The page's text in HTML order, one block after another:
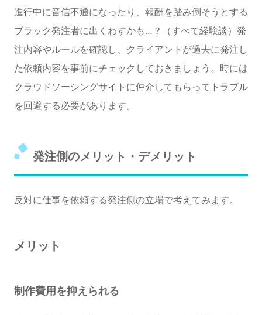
進行中に音信不通になったり、報酬を踏み倒そうとする
ブラック発注者に出くわすかも…？（すべて経験談）発
注内容やルールを確認し、クライアントが過去に発注し
た依頼内容を事前にチェックしておきましょう。時には
クラウドソーシングサイトに仲介してもらってトラブル
を回避する必要があります。
発注側のメリット・デメリット
反対に仕事を依頼する発注側の立場で考えてみます。
メリット
制作費用を抑えられる